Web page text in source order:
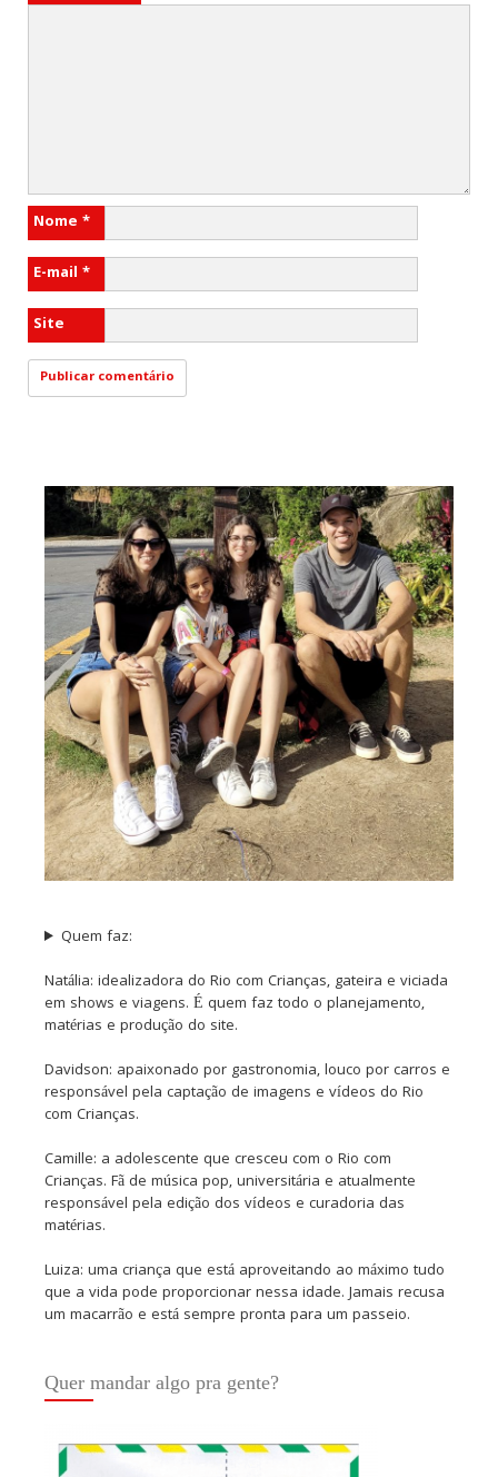
Nome *
E-mail *
Site
Quem faz:
Natália: idealizadora do Rio com Crianças, gateira e viciada
em shows e viagens. É quem faz todo o planejamento,
matérias e produção do site.
Davidson: apaixonado por gastronomia, louco por carros e
responsável pela captação de imagens e vídeos do Rio
com Crianças.
Camille: a adolescente que cresceu com o Rio com
Crianças. Fã de música pop, universitária e atualmente
responsável pela edição dos vídeos e curadoria das
matérias.
Luiza: uma criança que está aproveitando ao máximo tudo
que a vida pode proporcionar nessa idade. Jamais recusa
um macarrão e está sempre pronta para um passeio.
Quer mandar algo pra gente?